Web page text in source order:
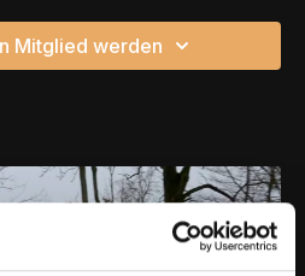
Mitglied werden